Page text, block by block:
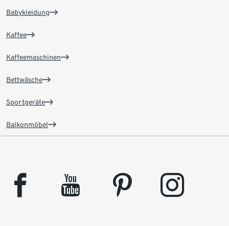
Babykleidung
Kaffee
Kaffeemaschinen
Bettwäsche
Sportgeräte
Balkonmöbel
facebook youtube pinterest instagram